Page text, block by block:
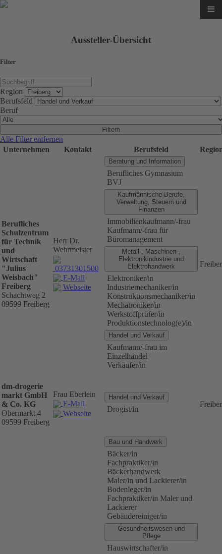
Aussteller-Übersicht
Filter
Region
Berufsfeld
Beruf
Filtern
Alle Filter entfernen
Unternehmen
Kontakt Berufsfeld
Berufliches
Schulzentrum
für Technik
und
Wirtschaft
"Julius
Weisbach"
Freiberg
Schachtweg 2
09599 Freiberg
Herr Dr.
Wehrmeister
03731301500
E-Mail
Webseite
Beratung und Information
Berufliches Gymnasium
BVJ
Kaufmännische Berufe,
Verwaltung, Steuern und
Finanzen
Immobilienkaufmann/-frau
Kaufmann/-frau für
Büromanagement
Metall-, Maschinen-,
Elektronikindustrie und
Elektrohandwerk
Elektroniker/in
Industriemechaniker/in
Konstruktionsmechaniker/in
Mechatroniker/in
Werkstoffprüfer/in
Produktionstechnolog(e)/in
Handel und Verkauf
Kaufmann/-frau im
Einzelhandel
Verkäufer/in
dm-drogerie
markt GmbH
& Co. KG
Obermarkt 4
09599 Freiberg
Frau Eberlein
E-Mail
Webseite
Handel und Verkauf
Drogist/in
Bau und Handwerk
Bäcker/in
Fachpraktiker/in
Bäckerhandwerk
Maler/in und Lackierer/in
Bodenleger/in
Fachpraktiker/in Maler und
Lackierer
Gebäudereiniger/in
Gesundheitswesen und
Pflege
Hauswirtschafter/in